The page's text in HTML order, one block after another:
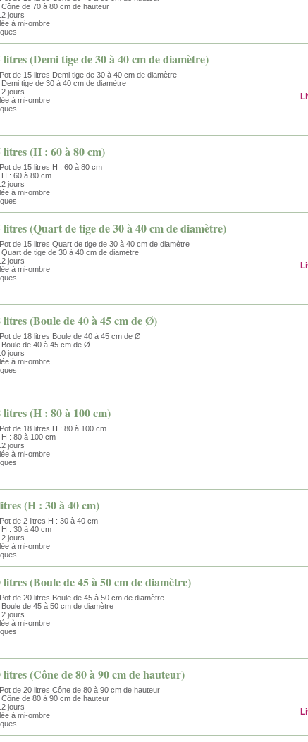
Cône de 70 à 80 cm de hauteur
jours
à mi-ombre
(Demi tige de 30 à 40 cm de diamètre)
Pot de 15 litres Demi tige de 30 à 40 cm de diamètre
Demi tige de 30 à 40 cm de diamètre
jours
à mi-ombre
(H : 60 à 80 cm)
Pot de 15 litres H : 60 à 80 cm
H : 60 à 80 cm
jours
à mi-ombre
(Quart de tige de 30 à 40 cm de diamètre)
Pot de 15 litres Quart de tige de 30 à 40 cm de diamètre
Quart de tige de 30 à 40 cm de diamètre
jours
à mi-ombre
(Boule de 40 à 45 cm de Ø)
Pot de 18 litres Boule de 40 à 45 cm de Ø
Boule de 40 à 45 cm de Ø
jours
à mi-ombre
(H : 80 à 100 cm)
Pot de 18 litres H : 80 à 100 cm
H : 80 à 100 cm
jours
à mi-ombre
(H : 30 à 40 cm)
Pot de 2 litres H : 30 à 40 cm
H : 30 à 40 cm
jours
à mi-ombre
(Boule de 45 à 50 cm de diamètre)
Pot de 20 litres Boule de 45 à 50 cm de diamètre
Boule de 45 à 50 cm de diamètre
jours
à mi-ombre
(Cône de 80 à 90 cm de hauteur)
Pot de 20 litres Cône de 80 à 90 cm de hauteur
Cône de 80 à 90 cm de hauteur
jours
à mi-ombre